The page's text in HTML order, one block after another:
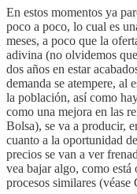
En estos momentos ya
poco a poco, lo cual es
meses, a poco que la
adivina (no olvidemos
dos años en estar
demanda se atempere, al
la población, así como
como una mejora en las
Bolsa), se va a producir,
cuanto a la oportunidad
precios se van a ver
vea bajar algo, como está
procesos similares